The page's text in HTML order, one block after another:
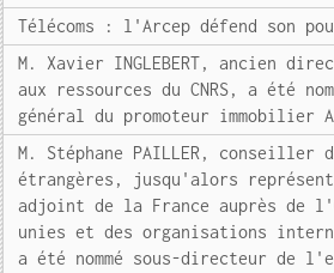
Télécoms : l'Arcep défend son
M. Xavier INGLEBERT, ancien
aux ressources du CNRS, a été
général du promoteur immobilier
M. Stéphane PAILLER, conseiller
étrangères, jusqu'alors
adjoint de la France auprès de
unies et des organisations
a été nommé sous-directeur de